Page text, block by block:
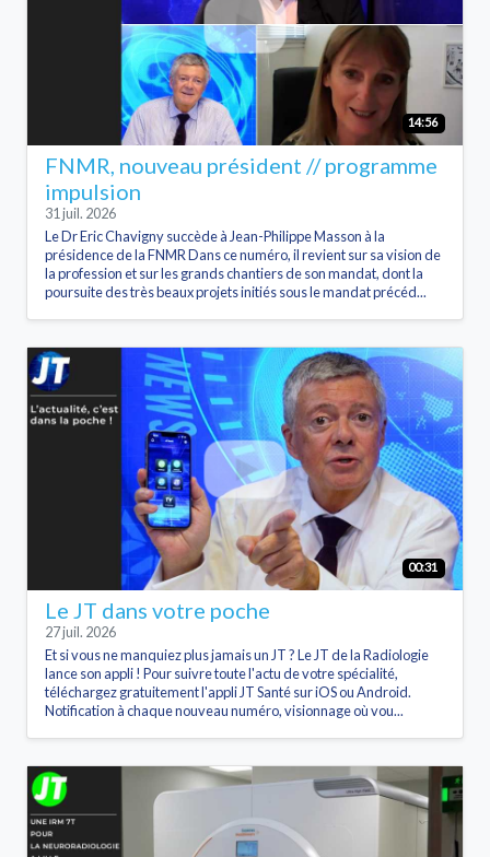
14:56
FNMR, nouveau président // programme
impulsion
31 juil. 2026
Le Dr Eric Chavigny succède à Jean-Philippe Masson à la
présidence de la FNMR Dans ce numéro, il revient sur sa vision de
la profession et sur les grands chantiers de son mandat, dont la
poursuite des très beaux projets initiés sous le mandat précéd...
00:31
Le JT dans votre poche
27 juil. 2026
Et si vous ne manquiez plus jamais un JT ? Le JT de la Radiologie
lance son appli ! Pour suivre toute l'actu de votre spécialité,
téléchargez gratuitement l'appli JT Santé sur iOS ou Android.
Notification à chaque nouveau numéro, visionnage où vou...